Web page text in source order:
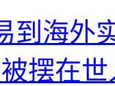
到海外
摆在